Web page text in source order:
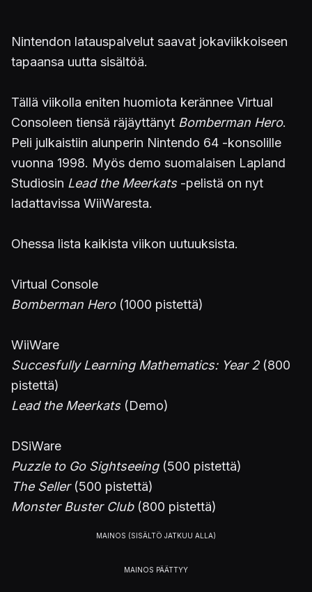
Nintendon latauspalvelut saavat jokaviikkoiseen
tapaansa uutta sisältöä.
Tällä viikolla eniten huomiota kerännee Virtual
Consoleen tiensä räjäyttänyt Bomberman Hero.
Peli julkaistiin alunperin Nintendo 64 -konsolille
vuonna 1998. Myös demo suomalaisen Lapland
Studiosin Lead the Meerkats-pelistä on nyt
ladattavissa WiiWaresta.
Ohessa lista kaikista viikon uutuuksista.
Virtual Console
Bomberman Hero(1000 pistettä)
WiiWare
Succesfully Learning Mathematics: Year 2(800
pistettä)
Lead the Meerkats(Demo)
DSiWare
Puzzle to Go Sightseeing(500 pistettä)
The Seller(500 pistettä)
Monster Buster Club(800 pistettä)